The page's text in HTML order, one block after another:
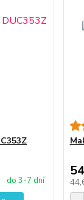
do 3-7 dní